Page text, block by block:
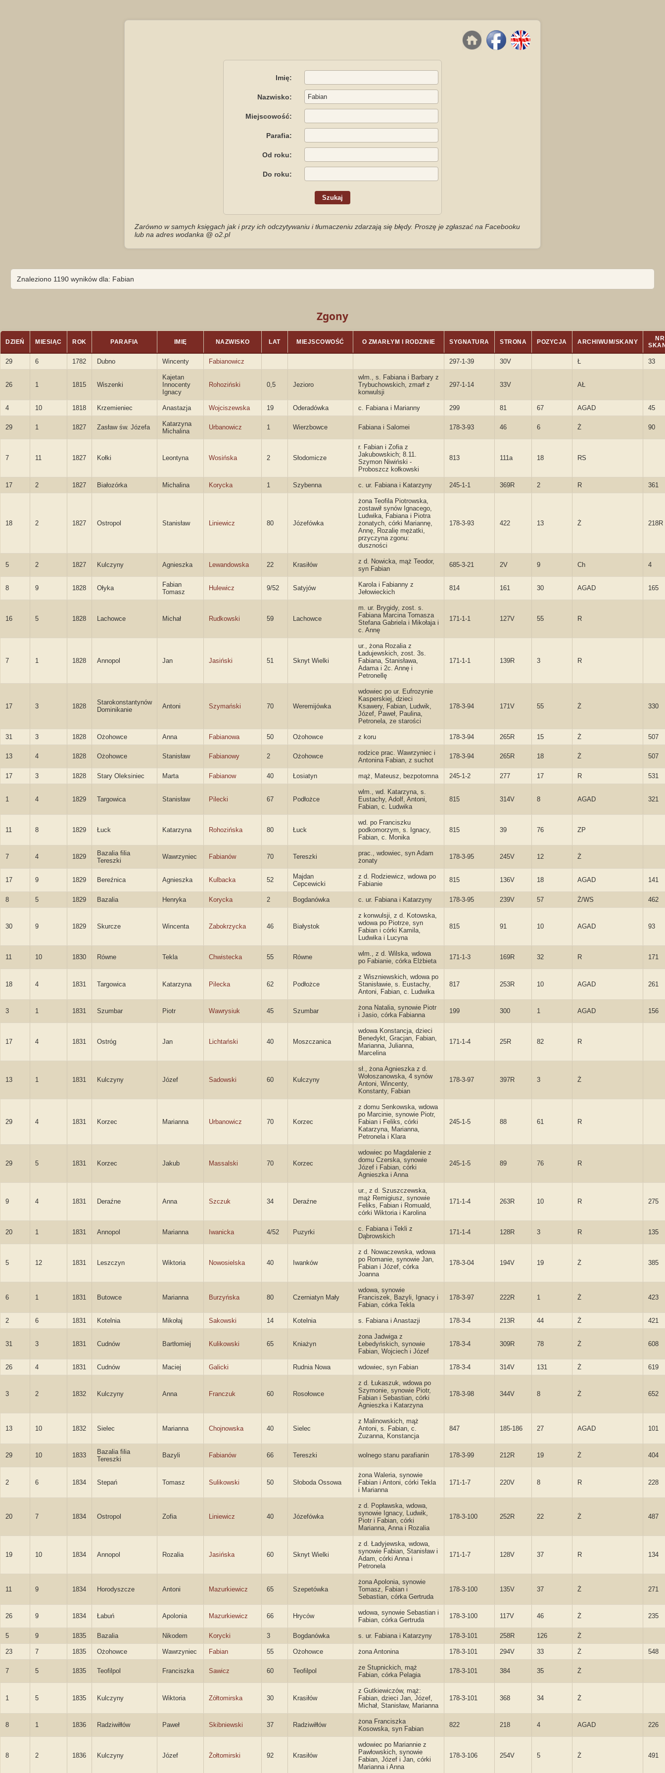
Imię:
Nazwisko:
Miejscowość:
Parafia:
Od roku:
Do roku:
Zarówno w samych księgach jak i przy ich odczytywaniu i tłumaczeniu zdarzają się błędy. Proszę je zgłaszać na Facebooku
lub na adres wodanka @ o2.pl
Znaleziono 1190 wyników dla: Fabian
Zgony
DZIEŃ MIESIĄC ROK PARAFIA IMIĘ NAZWISKO LAT MIEJSCOWOŚĆ O ZMARŁYM I RODZINIE SYGNATURA STRONA POZYCJA ARCHIWUM/SKANY
NR
29 6 1782 Dubno Wincenty Fabianowicz 297-1-39 30V Ł 33
26 1 1815 Wiszenki
Kajetan
Innocenty
Ignacy
Rohoziński 0,5 Jezioro
wlm., s. Fabiana i Barbary z
Trybuchowskich, zmarł z
konwulsji
297-1-14 33V AŁ
4 10 1818 Krzemieniec Anastazja Wojciszewska 19 Oderadówka c. Fabiana i Marianny 299 81 67 AGAD 45
29 1 1827 Zasław św. Józefa
Katarzyna
Michalina
Urbanowicz 1 Wierzbowce Fabiana i Salomei 178-3-93 46 6 Ż 90
7 11 1827 Kołki Leontyna Wosińska 2 Słodomicze
r. Fabian i Zofia z
Jakubowskich; 8.11.
Szymon Niwiński -
Proboszcz kołkowski
813 111a 18 RS
17 2 1827 Białozórka Michalina Korycka 1 Szybenna c. ur. Fabiana i Katarzyny 245-1-1 369R 2 R 361
18 2 1827 Ostropol Stanisław Liniewicz 80 Józefówka
żona Teofila Piotrowska,
zostawił synów Ignacego,
Ludwika, Fabiana i Piotra
żonatych, córki Mariannę,
Annę, Rozalię mężatki,
przyczyna zgonu:
duszności
178-3-93 422 13 Ż 218R
5 2 1827 Kulczyny Agnieszka Lewandowska 22 Krasiłów
z d. Nowicka, mąż Teodor,
syn Fabian
685-3-21 2V 9 Ch 4
8 9 1828 Ołyka
Fabian
Tomasz
Hulewicz 9/52 Satyjów
Karola i Fabianny z
Jełowieckich
814 161 30 AGAD 165
16 5 1828 Lachowce Michał Rudkowski 59 Lachowce
m. ur. Brygidy, zost. s.
Fabiana Marcina Tomasza
Stefana Gabriela i Mikołaja i
c. Annę
171-1-1 127V 55 R
7 1 1828 Annopol Jan Jasiński 51 Sknyt Wielki
ur., żona Rozalia z
Ładujewskich, zost. 3s.
Fabiana, Stanisława,
Adama i 2c. Annę i
Petronellę
171-1-1 139R 3 R
17 3 1828
Starokonstantynów
Dominikanie
Antoni Szymański 70 Weremijówka
wdowiec po ur. Eufrozynie
Kasperskiej, dzieci
Ksawery, Fabian, Ludwik,
Józef, Paweł, Paulina,
Petronela, ze starości
178-3-94 171V 55 Ż 330
31 3 1828 Ożohowce Anna Fabianowa 50 Ożohowce z koru 178-3-94 265R 15 Ż 507
13 4 1828 Ożohowce Stanisław Fabianowy 2 Ożohowce
rodzice prac. Wawrzyniec i
Antonina Fabian, z suchot
178-3-94 265R 18 Ż 507
17 3 1828 Stary Oleksiniec Marta Fabianow 40 Łosiatyn mąż, Mateusz, bezpotomna 245-1-2 277 17 R 531
1 4 1829 Targowica Stanisław Pilecki 67 Podłożce
wlm., wd. Katarzyna, s.
Eustachy, Adolf, Antoni,
Fabian, c. Ludwika
815 314V 8 AGAD 321
11 8 1829 Łuck Katarzyna Rohozińska 80 Łuck
wd. po Franciszku
podkomorzym, s. Ignacy,
Fabian, c. Monika
815 39 76 ZP
7 4 1829
Bazalia filia
Tereszki
Wawrzyniec Fabianów 70 Tereszki
prac., wdowiec, syn Adam
żonaty
178-3-95 245V 12 Ż
17 9 1829 Bereźnica Agnieszka Kulbacka 52
Majdan
Cepcewicki
z d. Rodziewicz, wdowa po
Fabianie
815 136V 18 AGAD 141
8 5 1829 Bazalia Henryka Korycka 2 Bogdanówka c. ur. Fabiana i Katarzyny 178-3-95 239V 57 Ż/WS 462
30 9 1829 Skurcze Wincenta Zabokrzycka 46 Białystok
z konwulsji, z d. Kotowska,
wdowa po Piotrze, syn
Fabian i córki Kamila,
Ludwika i Lucyna
815 91 10 AGAD 93
11 10 1830 Równe Tekla Chwistecka 55 Równe
wlm., z d. Wilska, wdowa
po Fabianie, córka Elżbieta
171-1-3 169R 32 R 171
18 4 1831 Targowica Katarzyna Pilecka 62 Podłożce
z Wiszniewskich, wdowa po
Stanisławie, s. Eustachy,
Antoni, Fabian, c. Ludwika
817 253R 10 AGAD 261
3 1 1831 Szumbar Piotr Wawrysiuk 45 Szumbar
żona Natalia, synowie Piotr
i Jasio, córka Fabianna
199 300 1 AGAD 156
17 4 1831 Ostróg Jan Lichtański 40 Moszczanica
wdowa Konstancja, dzieci
Benedykt, Gracjan, Fabian,
Marianna, Julianna,
Marcelina
171-1-4 25R 82 R
13 1 1831 Kulczyny Józef Sadowski 60 Kulczyny
sł., żona Agnieszka z d.
Wołoszanowska, 4 synów
Antoni, Wincenty,
Konstanty, Fabian
178-3-97 397R 3 Ż
29 4 1831 Korzec Marianna Urbanowicz 70 Korzec
z domu Senkowska, wdowa
po Marcinie, synowie Piotr,
Fabian i Feliks, córki
Katarzyna, Marianna,
Petronela i Klara
245-1-5 88 61 R
29 5 1831 Korzec Jakub Massalski 70 Korzec
wdowiec po Magdalenie z
domu Czerska, synowie
Józef i Fabian, córki
Agnieszka i Anna
245-1-5 89 76 R
9 4 1831 Deraźne Anna Szczuk 34 Deraźne
ur., z d. Szuszczewska,
mąż Remigiusz, synowie
Feliks, Fabian i Romuald,
córki Wiktoria i Karolina
171-1-4 263R 10 R 275
20 1 1831 Annopol Marianna Iwanicka 4/52 Puzyrki
c. Fabiana i Tekli z
Dąbrowskich
171-1-4 128R 3 R 135
5 12 1831 Leszczyn Wiktoria Nowosielska 40 Iwanków
z d. Nowaczewska, wdowa
po Romanie, synowie Jan,
Fabian i Józef, córka
Joanna
178-3-04 194V 19 Ż 385
6 1 1831 Butowce Marianna Burzyńska 80 Czerniatyn Mały
wdowa, synowie
Franciszek, Bazyli, Ignacy i
Fabian, córka Tekla
178-3-97 222R 1 Ż 423
2 6 1831 Kotelnia Mikołaj Sakowski 14 Kotelnia s. Fabiana i Anastazji 178-3-4 213R 44 Ż 421
31 3 1831 Cudnów Bartłomiej Kulikowski 65 Kniażyn
żona Jadwiga z
Łebedyńskich, synowie
Fabian, Wojciech i Józef
178-3-4 309R 78 Ż 608
26 4 1831 Cudnów Maciej Galicki Rudnia Nowa wdowiec, syn Fabian 178-3-4 314V 131 Ż 619
3 2 1832 Kulczyny Anna Franczuk 60 Rosołowce
z d. Łukaszuk, wdowa po
Szymonie, synowie Piotr,
Fabian i Sebastian, córki
Agnieszka i Katarzyna
178-3-98 344V 8 Ż 652
13 10 1832 Sielec Marianna Chojnowska 40 Sielec
z Malinowskich, mąż
Antoni, s. Fabian, c.
Zuzanna, Konstancja
847 185-186 27 AGAD 101
29 10 1833
Bazalia filia
Tereszki
Bazyli Fabianów 66 Tereszki wolnego stanu parafianin 178-3-99 212R 19 Ż 404
2 6 1834 Stepań Tomasz Sulikowski 50 Słoboda Ossowa
żona Waleria, synowie
Fabian i Antoni, córki Tekla
i Marianna
171-1-7 220V 8 R 228
20 7 1834 Ostropol Zofia Liniewicz 40 Józefówka
z d. Popławska, wdowa,
synowie Ignacy, Ludwik,
Piotr i Fabian, córki
Marianna, Anna i Rozalia
178-3-100 252R 22 Ż 487
19 10 1834 Annopol Rozalia Jasińska 60 Sknyt Wielki
z d. Ładyjewska, wdowa,
synowie Fabian, Stanisław i
Adam, córki Anna i
Petronela
171-1-7 128V 37 R 134
11 9 1834 Horodyszcze Antoni Mazurkiewicz 65 Szepetówka
żona Apolonia, synowie
Tomasz, Fabian i
Sebastian, córka Gertruda
178-3-100 135V 37 Ż 271
26 9 1834 Łabuń Apolonia Mazurkiewicz 66 Hryców
wdowa, synowie Sebastian i
Fabian, córka Gertruda
178-3-100 117V 46 Ż 235
5 9 1835 Bazalia Nikodem Korycki 3 Bogdanówka s. ur. Fabiana i Katarzyny 178-3-101 258R 126 Ż
23 7 1835 Ożohowce Wawrzyniec Fabian 55 Ożohowce żona Antonina 178-3-101 294V 33 Ż 548
7 5 1835 Teofilpol Franciszka Sawicz 60 Teofilpol
ze Stupnickich, mąż
Fabian, córka Pelagia
178-3-101 384 35 Ż
1 5 1835 Kulczyny Wiktoria Zółtomirska 30 Krasiłów
z Gutkiewiczów, mąż:
Fabian, dzieci Jan, Józef,
Michał, Stanisław, Marianna
178-3-101 368 34 Ż
8 1 1836 Radziwiłłów Paweł Skibniewski 37 Radziwiłłów
żona Franciszka
Kosowska, syn Fabian
822 218 4 AGAD 226
8 2 1836 Kulczyny Józef Żołtomirski 92 Krasiłów
wdowiec po Mariannie z
Pawłowskich, synowie
Fabian, Józef i Jan, córki
Marianna i Anna
178-3-106 254V 5 Ż 491